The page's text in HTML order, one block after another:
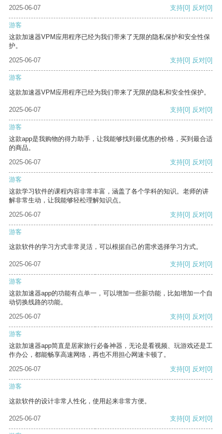
2025-06-07 支持[0] 反对[0]
游客
这款加速器VPM应用程序已经为我们带来了无限的隐私保护和安全性保
护。
2025-06-07
支持[0] 反对[0]
游客
这款加速器VPM应用程序已经为我们带来了无限的隐私和安全性保护。
2025-06-07 支持[0] 反对[0]
游客
这款app是我购物的得力助手，让我能够找到最优惠的价格，买到最合适
的商品。
2025-06-07
支持[0] 反对[0]
游客
这款学习软件的课程内容非常丰富，涵盖了各个学科的知识。老师的讲
解非常生动，让我能够轻松理解知识点。
2025-06-07
支持[0] 反对[0]
游客
这款软件的学习方式非常灵活，可以根据自己的需求选择学习方式。
2025-06-07 支持[0] 反对[0]
游客
这款加速器app的功能有点单一，可以增加一些新功能，比如增加一个自
动切换线路的功能。
2025-06-07
支持[0] 反对[0]
游客
这款加速器app简直是居家旅行必备神器，无论是看视频、玩游戏还是工
作办公，都能畅享高速网络，再也不用担心网速卡顿了。
2025-06-07
支持[0] 反对[0]
游客
这款软件的设计非常人性化，使用起来非常方便。
2025-06-07 支持[0] 反对[0]